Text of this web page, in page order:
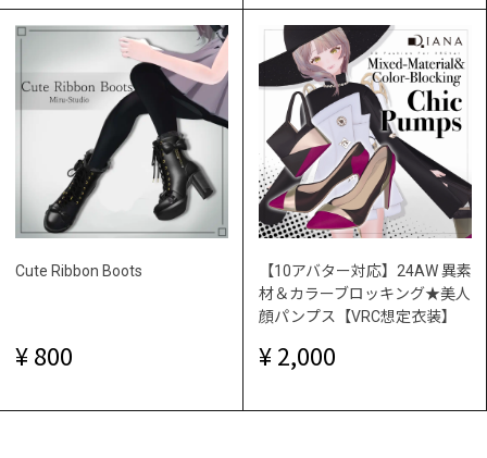
Cute Ribbon Boots
800
【10アバター対応】24AW 異素
材＆カラーブロッキング★美人
顔パンプス【VRC想定衣装】
2,000